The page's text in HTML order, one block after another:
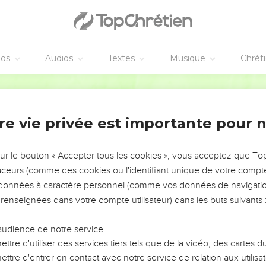
Audios Textes Musique
de David.
désirait son cœur, Et tu n’as pas refusé ce que souhaitaient
de lui avec des bénédictions excellentes, Tu mets sur sa tête
la lui as donnée, Des jours prolongés à jamais, à perpétuité.
de ton salut ; Tu places sur lui l’éclat et la magnificence.
une bénédiction, Tu le combles de joie devant ta face.
; Et, par la bienveillance du Très-Haut, il ne chancelle pas.
tes ennemis, Ta droite trouvera ceux qui te haïssent.
fournaise ardente, Le jour où tu te montreras ; L’Éternel les
toi, Ils ont imaginé de mauvais desseins, mais ils seront
le dos, Et avec ton arc tu tireras sur eux.
vie privée est importante pour
le bouton « Accepter tous les cookies », vous acceptez que
(comme des cookies ou l'identifiant unique de votre
à caractère personnel (comme vos données de
dans votre compte utilisateur) dans les buts suivants :
de notre service
d'utiliser des services tiers tels que de la vidéo, des cartes
d'entrer en contact avec notre service de relation aux